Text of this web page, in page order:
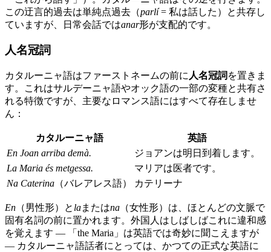
この迂言的過去は単純点過去（parlí= 私は話した）と共存し
ていますが、日常会話ではanar形が支配的です。
人名冠詞
カタルーニャ語はファーストネームの前に 人名冠詞 を置きま
す。これはサルデーニャ語やオック語の一部の変種と共有さ
れる特徴ですが、主要なロマンス語にはすべて存在しませ
ん：
カタルーニャ語
英語
En Joan arriba demà.
ジョアンは明日到着します。
La Maria és metgessa.
マリアは医者です。
Na Caterina （バレアレス語） カテリーナ
En （男性形）と laまたはna （女性形）は、ほとんどの文脈で
固有名詞の前に置かれます。外国人はしばしばこれに違和感
を覚えます — 「the Maria」は英語では奇妙に聞こえますが
— カタルーニャ語話者にとっては、かつての正式な英語に